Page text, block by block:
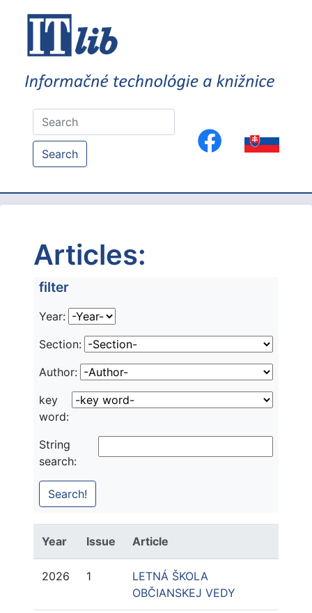
Search
Articles:
filter
Year:
Section:
Author:
key
word:
String
search:
Year Issue Article
2026 1
LETNÁ ŠKOLA
OBČIANSKEJ VEDY